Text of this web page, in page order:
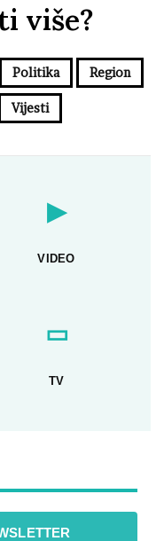
više?
Politika Region
Vijesti
▶
VIDEO
▭
TV